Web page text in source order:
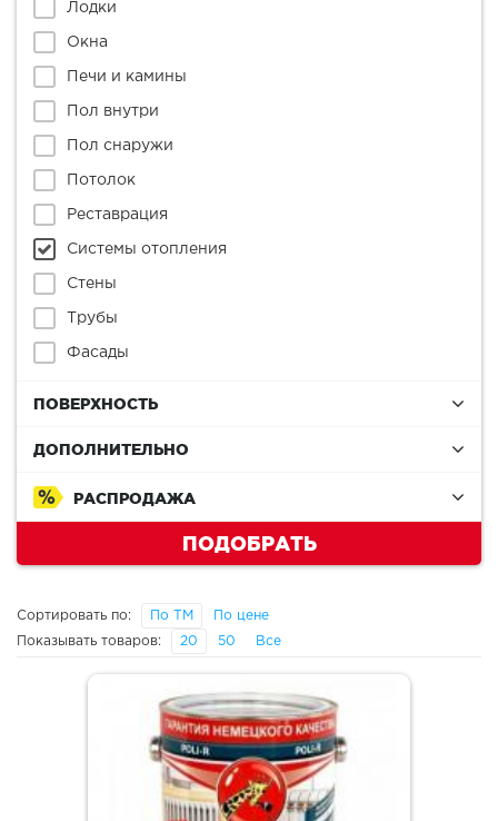
Лодки
Окна
Печи и камины
Пол внутри
Пол снаружи
Потолок
Реставрация
Системы отопления
Стены
Трубы
Фасады
ПОВЕРХНОСТЬ
ДОПОЛНИТЕЛЬНО
РАСПРОДАЖА
ПОДОБРАТЬ
Сортировать по: По ТМ По цене
Показывать товаров: 20 50 Все